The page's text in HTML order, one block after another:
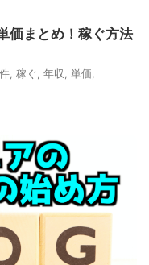
価まとめ！稼ぐ方法
稼ぐ 年収 単価